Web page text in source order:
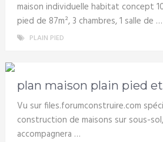
maison individuelle habitat concept
pied de 87m², 3 chambres, 1 salle de …
PLAIN PIED
plan maison plain pied et
Vu sur files.forumconstruire.com
construction de maisons sur sous-
accompagnera …